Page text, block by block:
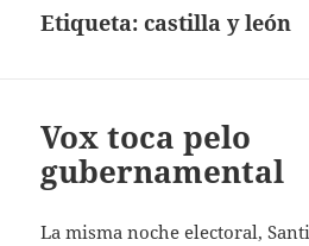
Etiqueta:castilla y león
Vox toca pelo
gubernamental
La misma noche electoral,